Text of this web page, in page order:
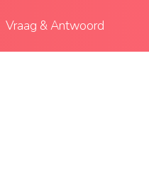
Vraag & Antwoord